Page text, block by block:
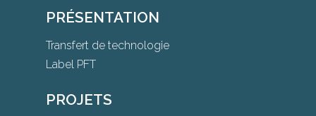
PRÉSENTATION
Transfert de technologie
Label PFT
PROJETS